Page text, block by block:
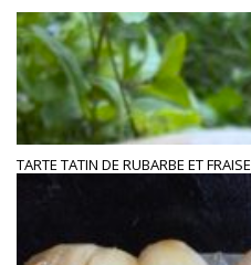
TARTE TATIN DE RUBARBE ET FRAISE